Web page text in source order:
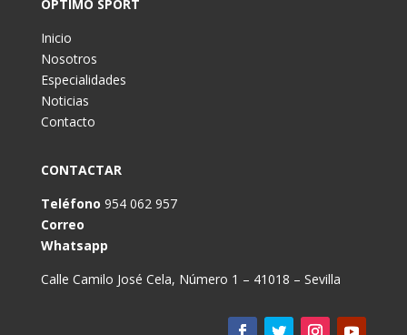
ÓPTIMO SPORT
Inicio
Nosotros
Especialidades
Noticias
Contacto
CONTACTAR
Teléfono 954 062 957
Correo
Whatsapp
Calle Camilo José Cela, Número 1 – 41018 – Sevilla